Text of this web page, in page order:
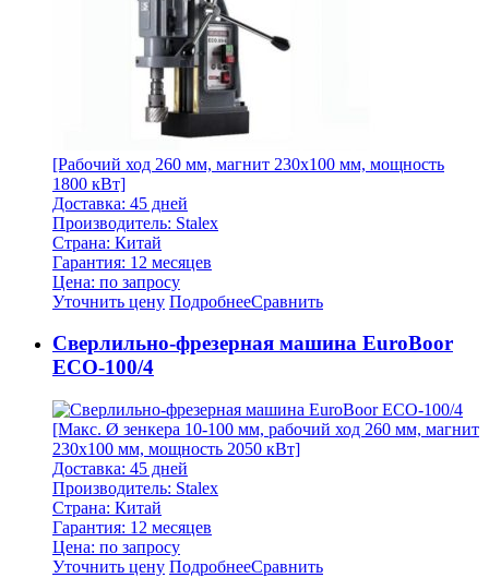
[Рабочий ход 260 мм, магнит 230х100 мм, мощность
1800 кВт]
Доставка: 45 дней
Производитель: Stalex
Страна: Китай
Гарантия: 12 месяцев
Цена: по запросу
Уточнить цену ПодробнееСравнить
Cверлильно-фрезерная машина EuroBoor
ECO-100/4
[Макс. Ø зенкера 10-100 мм, рабочий ход 260 мм, магнит
230х100 мм, мощность 2050 кВт]
Доставка: 45 дней
Производитель: Stalex
Страна: Китай
Гарантия: 12 месяцев
Цена: по запросу
Уточнить цену ПодробнееСравнить